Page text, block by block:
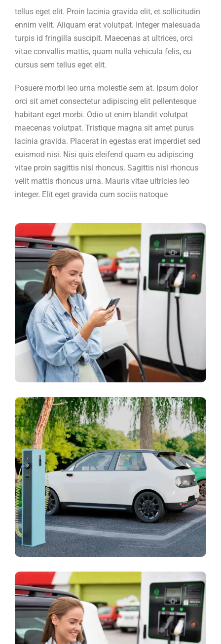
tellus eget elit. Proin lacinia gravida elit, et sollicitudin
ennim velit. Aliquam erat volutpat. Integer malesuada
turpis id fringilla suscipit. Maecenas at ultrices, orci
vitae convallis mattis, quam nulla vehicula felis, eu
cursus sem tellus eget elit.
Posuere morbi leo urna molestie sem at. Ipsum dolor
orci sit amet consectetur adipiscing elit pellentesque
habitant eget morbi. Odio ut enim blandit volutpat
maecenas volutpat. Tristique magna sit amet purus
lacinia gravida. Placerat in egestas erat imperdiet sed
euismod nisi. Nisi quis eleifend quam eu adipiscing
vitae proin sagittis nisl rhoncus. Sagittis nisl rhoncus
velit mattis rhoncus urna. Mauris vitae ultricies leo
integer. Elit eget gravida cum sociis natoque